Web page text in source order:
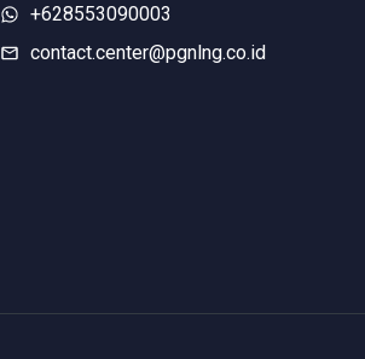
‪+628553090003
contact.center@pgnlng.co.id